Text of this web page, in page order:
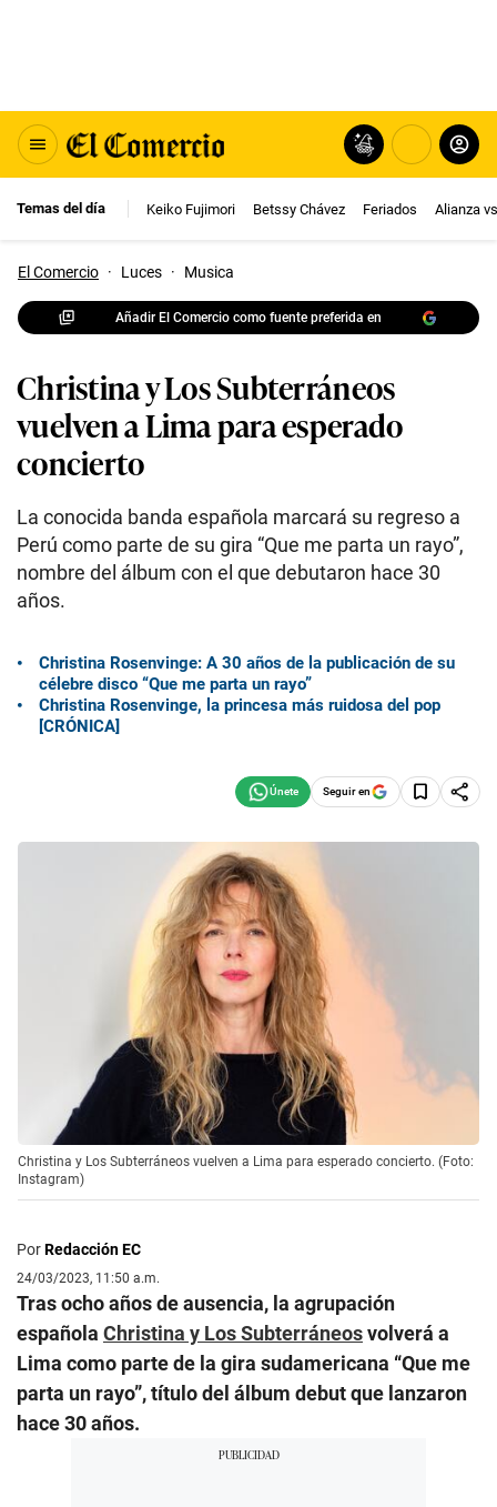
Temas del día Keiko Fujimori Betssy Chávez Feriados Alianza
El Comercio · Luces · Musica
Añadir El Comercio como fuente preferida en
Christina y Los Subterráneos
vuelven a Lima para esperado
concierto
La conocida banda española marcará su regreso a
Perú como parte de su gira “Que me parta un rayo”,
nombre del álbum con el que debutaron hace 30
años.
Christina Rosenvinge: A 30 años de la publicación de su
célebre disco “Que me parta un rayo”
Christina Rosenvinge, la princesa más ruidosa del pop
[CRÓNICA]
Seguir en
Christina y Los Subterráneos vuelven a Lima para esperado concierto. (Foto:
Instagram)
PorRedacción EC
24/03/2023, 11:50 a.m.
Tras ocho años de ausencia, la agrupación
española Christina y Los Subterráneosvolverá a
Lima como parte de la gira sudamericana “Que me
parta un rayo”, título del álbum debut que lanzaron
hace 30 años.